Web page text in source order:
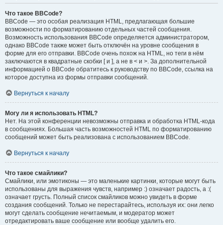
Что такое BBCode?
BBCode — это особая реализация HTML, предлагающая большие
возможности по форматированию отдельных частей сообщения.
Возможность использования BBCode определяется администратором,
однако BBCode также может быть отключён на уровне сообщения в
форме для его отправки. BBCode очень похож на HTML, но теги в нём
заключаются в квадратные скобки [ и ], а не в < и >. За дополнительной
информацией о BBCode обратитесь к руководству по BBCode, ссылка на
которое доступна из формы отправки сообщений.
Вернуться к началу
Могу ли я использовать HTML?
Нет. На этой конференции невозможны отправка и обработка HTML-кода
в сообщениях. Большая часть возможностей HTML по форматированию
сообщений может быть реализована с использованием BBCode.
Вернуться к началу
Что такое смайлики?
Смайлики, или эмотиконы — это маленькие картинки, которые могут быть
использованы для выражения чувств, например :) означает радость, а :(
означает грусть. Полный список смайликов можно увидеть в форме
создания сообщений. Только не перестарайтесь, используя их: они легко
могут сделать сообщение нечитаемым, и модератор может
отредактировать ваше сообщение или вообще удалить его.